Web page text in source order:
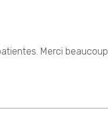
Merci beaucoup.